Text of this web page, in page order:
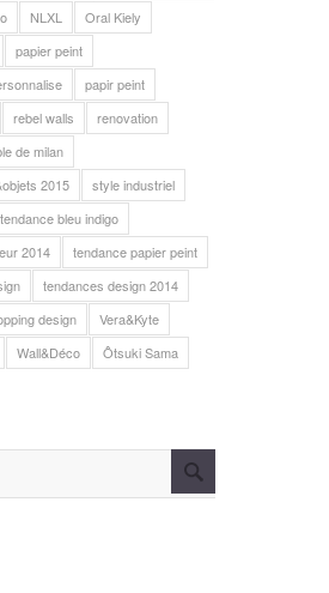
NLXL
Oral Kiely
papier peint
papir peint
rebel walls
renovation
de milan
2015
style industriel
tendance bleu indigo
2014
tendance papier peint
tendances design 2014
design
Vera&Kyte
Wall&Déco Ôtsuki Sama